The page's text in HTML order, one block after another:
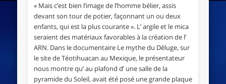
« Mais c’est bien l’image de l’homme bélier, assis
devant son tour de potier, façonnant un ou deux
enfants, qui est la plus courante ». L’ argile et le mica
seraient des matériaux favorables à la création de l’
ARN. Dans le documentaire Le mythe du Déluge, sur
le site de Téotihuacan au Mexique, le présentateur
nous montre qu’ au plafond d’ une salle de la
pyramide du Soleil, avait été posé une grande plaque